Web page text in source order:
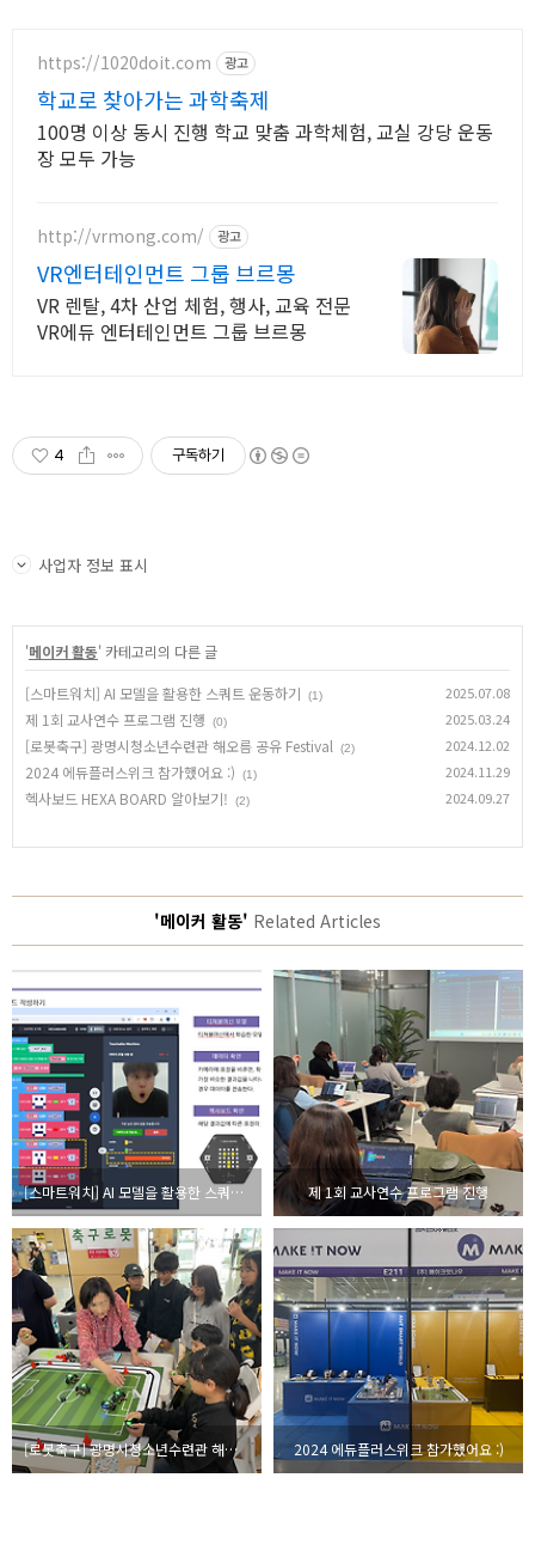
https://1020doit.com 광고
학교로 찾아가는 과학축제
100명 이상 동시 진행 학교 맞춤 과학체험, 교실 강당 운동
장 모두 가능
http://vrmong.com/ 광고
VR엔터테인먼트 그룹 브르몽
VR 렌탈, 4차 산업 체험, 행사, 교육 전문
VR에듀 엔터테인먼트 그룹 브르몽
4 구독하기
사업자 정보 표시
'메이커 활동' 카테고리의 다른 글
[스마트워치] AI 모델을 활용한 스쿼트 운동하기 (1) 2025.07.08
제 1회 교사연수 프로그램 진행 (0) 2025.03.24
[로봇축구] 광명시청소년수련관 해오름 공유 Festival (2) 2024.12.02
2024 에듀플러스위크 참가했어요 :) (1) 2024.11.29
헥사보드 HEXA BOARD 알아보기! (2) 2024.09.27
'메이커 활동' Related Articles
[스마트워치] AI 모델을 활용한 스쿼트 운동하기 제 1회 교사연수 프로그램 진행
[로봇축구] 광명시청소년수련관 해오름 공유 Festival 2024 에듀플러스위크 참가했어요 :)